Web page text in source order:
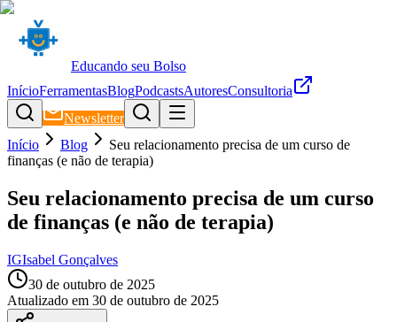
Educando seu Bolso
InícioFerramentasBlogPodcastsAutoresConsultoria
Newsletter
Início
Blog
Seu relacionamento precisa de um curso de
finanças (e não de terapia)
Seu relacionamento precisa de um curso
de finanças (e não de terapia)
IGIsabel Gonçalves
30 de outubro de 2025
Atualizado em 30 de outubro de 2025